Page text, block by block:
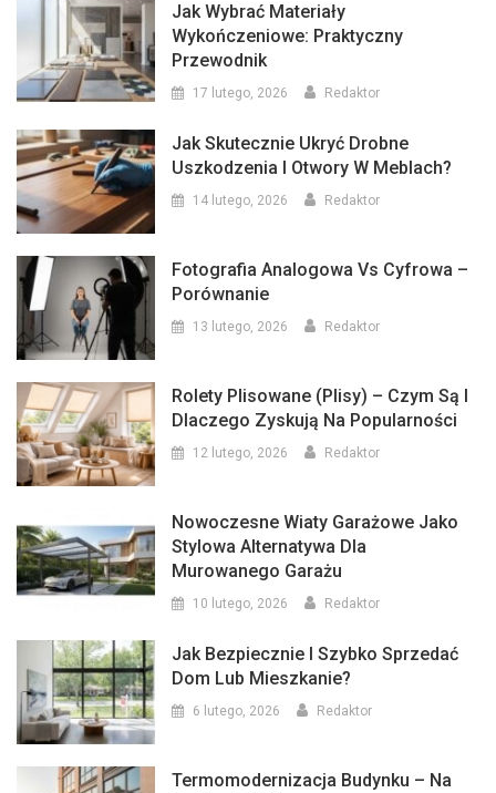
Jak Wybrać Materiały
Wykończeniowe: Praktyczny
Przewodnik
17 lutego, 2026 Redaktor
Jak Skutecznie Ukryć Drobne
Uszkodzenia I Otwory W Meblach?
14 lutego, 2026 Redaktor
Fotografia Analogowa Vs Cyfrowa –
Porównanie
13 lutego, 2026 Redaktor
Rolety Plisowane (plisy) – Czym Są I
Dlaczego Zyskują Na Popularności
12 lutego, 2026 Redaktor
Nowoczesne Wiaty Garażowe Jako
Stylowa Alternatywa Dla
Murowanego Garażu
10 lutego, 2026 Redaktor
Jak Bezpiecznie I Szybko Sprzedać
Dom Lub Mieszkanie?
6 lutego, 2026 Redaktor
Termomodernizacja Budynku – Na